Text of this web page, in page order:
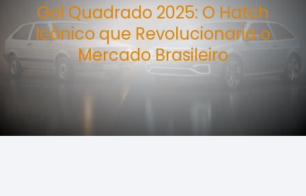
Gol Quadrado 2025: O Hatch
Icônico que Revolucionaria o
Mercado Brasileiro